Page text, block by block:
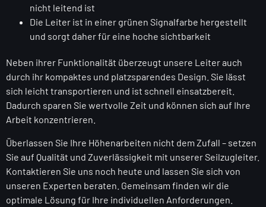
nicht leitend ist
Die Leiter ist in einer grünen Signalfarbe hergestellt
und sorgt daher für eine hoche sichtbarkeit
Neben ihrer Funktionalität überzeugt unsere Leiter auch
durch ihr kompaktes und platzsparendes Design. Sie lässt
sich leicht transportieren und ist schnell einsatzbereit.
Dadurch sparen Sie wertvolle Zeit und können sich auf Ihre
Arbeit konzentrieren.
Überlassen Sie Ihre Höhenarbeiten nicht dem Zufall – setzen
Sie auf Qualität und Zuverlässigkeit mit unserer Seilzugleiter.
Kontaktieren Sie uns noch heute und lassen Sie sich von
unseren Experten beraten. Gemeinsam finden wir die
optimale Lösung für Ihre individuellen Anforderungen.